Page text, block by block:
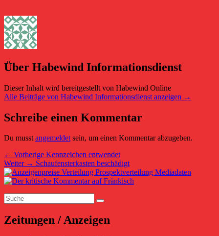
Über Habewind Informationsdienst
Dieser Inhalt wird bereitgestellt von Habewind Online
Alle Beiträge von Habewind Informationsdienst anzeigen →
Schreibe einen Kommentar
Du musstangemeldetsein, um einen Kommentar abzugeben.
Beitragsnavigation
← Vorherige Vorheriger
Beitrag:
Kennzeichen entwendet
Weiter → Nächster
Beitrag:
Schaufensterkasten beschädigt
Primärer
Seitenleisten-
Widgetbereich
Suchen
nach:
Suchen
Zeitungen / Anzeigen